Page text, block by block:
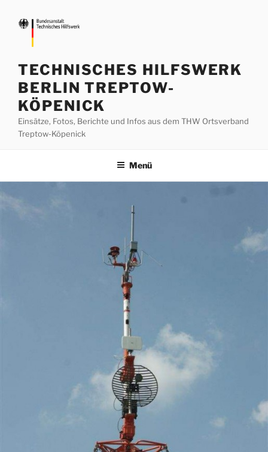
Inhalt
springen
TECHNISCHES HILFSWERK
BERLIN TREPTOW-
KÖPENICK
Einsätze, Fotos, Berichte und Infos aus dem THW Ortsverband
Treptow-Köpenick
Menü